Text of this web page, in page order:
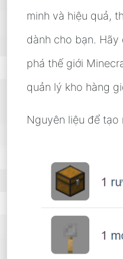
minh và hiệu quả,
dành cho bạn.
phá thế giới
quản lý kho hàng
Nguyên liệu để tạo